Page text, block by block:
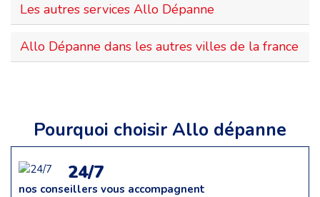
Les autres services Allo Dépanne
Allo Dépanne dans les autres villes de la france
Pourquoi choisir Allo dépanne
24/7
nos conseillers vous accompagnent